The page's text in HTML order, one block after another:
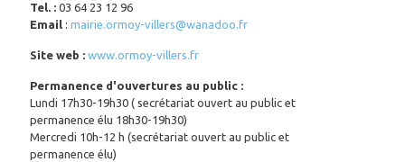
Tel. : 03 64 23 12 96
Email : mairie.ormoy-villers@wanadoo.fr
Site web : www.ormoy-villers.fr
Permanence d'ouvertures au public :
Lundi 17h30-19h30 ( secrétariat ouvert au public et
permanence élu 18h30-19h30)
Mercredi 10h-12 h (secrétariat ouvert au public et
permanence élu)